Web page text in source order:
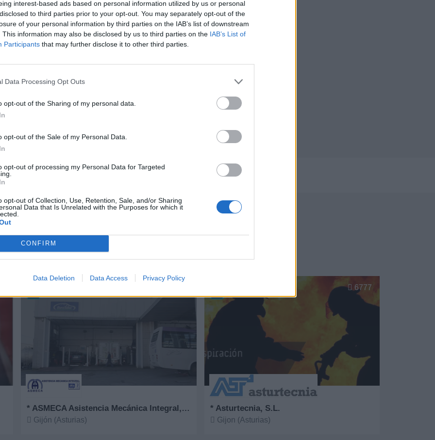
interest-based ads based on personal information utilized by us or personal
to third parties prior to your opt-out. You may separately opt-out of the
of your personal information by third parties on the IAB’s list of downstream
This information may also be disclosed by us to third parties on the IAB’s List of
Participants that may further disclose it to other third parties.
Data Processing Opt Outs
opt-out of the Sharing of my personal data.
opt-out of the Sale of my Personal Data.
opt-out of processing my Personal Data for Targeted
opt-out of Collection, Use, Retention, Sale, and/or Sharing
Data that Is Unrelated with the Purposes for which it
CONFIRM
Data Deletion Data Access Privacy Policy
activo desde: 25/10/2023
destacadas en Gijón
* ASMECA Asistencia Mecánica Integral, S.L.
Gijón (Asturias)
* Asturtecnia, S.L.
Gijon (Asturias)
6777